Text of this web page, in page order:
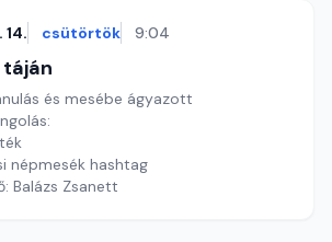
csütörtök 9:04
táján
és mesébe ágyazott
népmesék hashtag
Balázs Zsanett